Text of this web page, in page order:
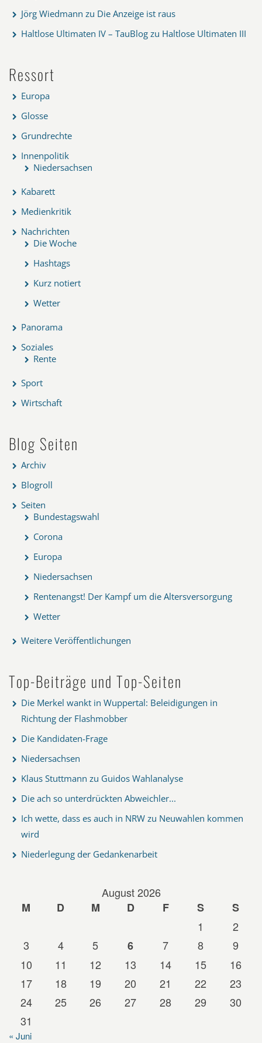
Jörg Wiedmann zu Die Anzeige ist raus
Haltlose Ultimaten IV – TauBlog zu Haltlose Ultimaten III
Ressort
Europa
Glosse
Grundrechte
Innenpolitik
Niedersachsen
Kabarett
Medienkritik
Nachrichten
Die Woche
Hashtags
Kurz notiert
Wetter
Panorama
Soziales
Rente
Sport
Wirtschaft
Blog Seiten
Archiv
Blogroll
Seiten
Bundestagswahl
Corona
Europa
Niedersachsen
Rentenangst! Der Kampf um die Altersversorgung
Wetter
Weitere Veröffentlichungen
Top-Beiträge und Top-Seiten
Die Merkel wankt in Wuppertal: Beleidigungen in
Richtung der Flashmobber
Die Kandidaten-Frage
Niedersachsen
Klaus Stuttmann zu Guidos Wahlanalyse
Die ach so unterdrückten Abweichler...
Ich wette, dass es auch in NRW zu Neuwahlen kommen
wird
Niederlegung der Gedankenarbeit
August 2026
M
D M D F S
S
1
2
3
4 5 6 7 8
9
10
11 12 13 14 15
16
17
18 19 20 21 22
23
24
25 26 27 28 29
30
31
« Juni